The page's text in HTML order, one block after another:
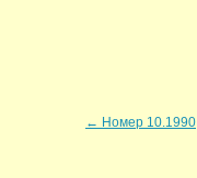
← Номер 10.1990